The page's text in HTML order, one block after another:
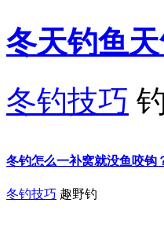
冬天钓鱼
冬钓技巧
冬钓怎么一补窝就没鱼咬钩
冬钓技巧 趣野钓